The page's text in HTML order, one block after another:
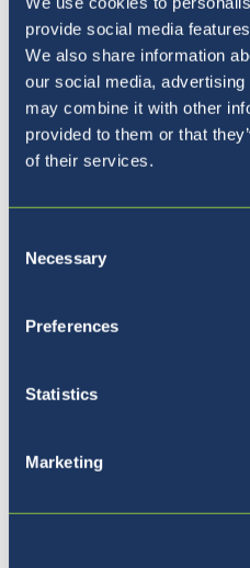
provide social media
We also share information
our social media,
may combine it with other
provided to them or that
of their services.
Selection
Necessary
Preferences
Statistics
Marketing